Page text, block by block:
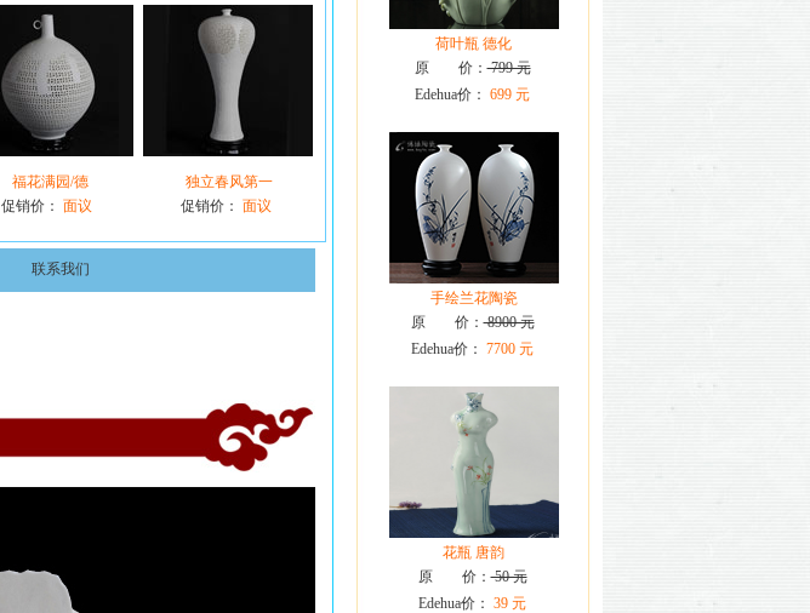
福花满园/德
促销价： 面议
独立春风第一
促销价： 面议
联系我们
荷叶瓶 德化
原 价：799 元
Edehua价： 699 元
手绘兰花陶瓷
原 价：8900 元
Edehua价： 7700 元
花瓶 唐韵
原 价：50 元
Edehua价： 39 元